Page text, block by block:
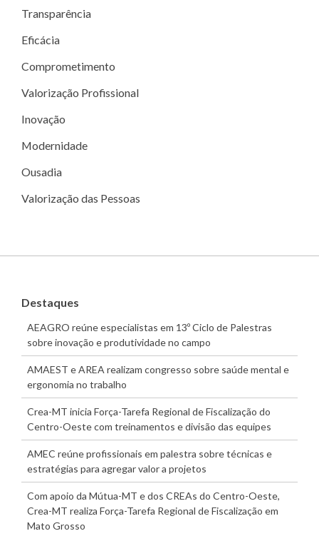
Transparência
Eficácia
Comprometimento
Valorização Profissional
Inovação
Modernidade
Ousadia
Valorização das Pessoas
Destaques
AEAGRO reúne especialistas em 13º Ciclo de Palestras
sobre inovação e produtividade no campo
AMAEST e AREA realizam congresso sobre saúde mental e
ergonomia no trabalho
Crea-MT inicia Força-Tarefa Regional de Fiscalização do
Centro-Oeste com treinamentos e divisão das equipes
AMEC reúne profissionais em palestra sobre técnicas e
estratégias para agregar valor a projetos
Com apoio da Mútua-MT e dos CREAs do Centro-Oeste,
Crea-MT realiza Força-Tarefa Regional de Fiscalização em
Mato Grosso